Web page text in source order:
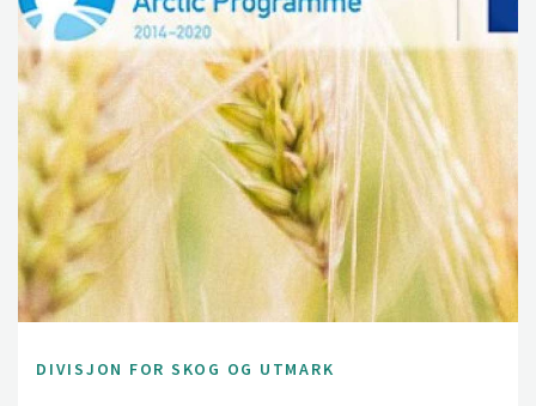
DIVISJON FOR SKOG OG UTMARK